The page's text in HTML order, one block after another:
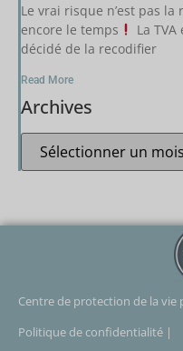
Le vrai risque n’est pas la
encore le temps
La
décidé de la recodifier
Read More
Archives
Centre de protection de la vie
Politique de confidentialité |